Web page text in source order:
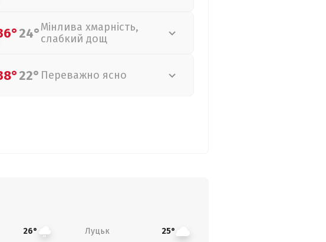
24°Мінлива хмарність,
слабкий дощ
22° Переважно ясно
26° Луцьк 25°